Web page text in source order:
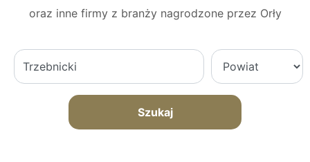
oraz inne firmy z branży nagrodzone przez Orły
Szukaj